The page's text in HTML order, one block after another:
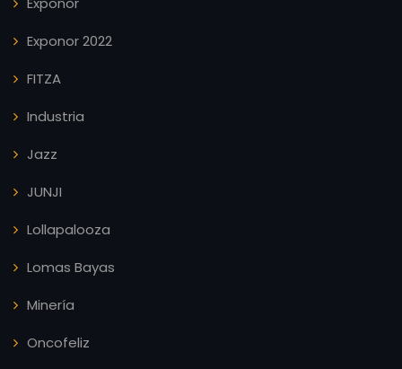
Exponor 2022
FITZA
Industria
Jazz
JUNJI
Lollapalooza
Lomas Bayas
Minería
Oncofeliz